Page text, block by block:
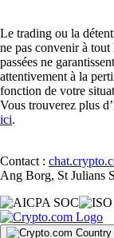
Le trading ou la
ne pas convenir à
passées ne
attentivement à la
fonction de votre
Vous trouverez plus
ici.
Contact :
Ang Borg, St Julians